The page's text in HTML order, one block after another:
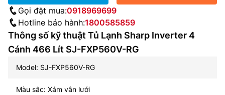
Gọi đặt mua:0918969699
Hotline bảo hành:1800585859
Thông số kỹ thuật Tủ Lạnh Sharp Inverter 4
Cánh 466 Lít SJ-FXP560V-RG
Model: SJ-FXP560V-RG
Màu sắc: Xám vân lưới